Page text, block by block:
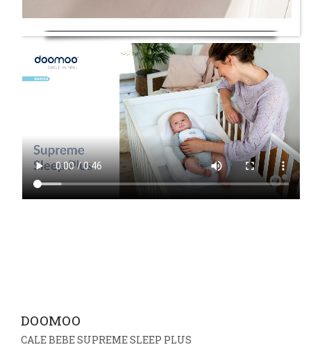
DOOMOO
CALE BEBE SUPREME SLEEP PLUS